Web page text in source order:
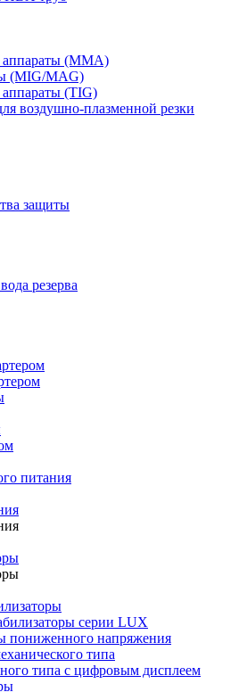
аппараты (ММА)
(MIG/MAG)
(TIG)
воздушно-плазменной резки
защиты
резерва
питания
серии LUX
пониженного напряжения
типа
типа с цифровым дисплеем